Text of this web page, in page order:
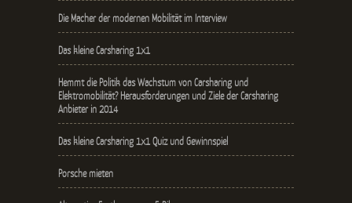
Die Macher der modernen Mobilität im Interview
Das kleine Carsharing 1x1
Hemmt die Politik das Wachstum von Carsharing und
Elektromobilität? Herausforderungen und Ziele der Carsharing
Anbieter in 2014
Das kleine Carsharing 1x1 Quiz und Gewinnspiel
Porsche mieten